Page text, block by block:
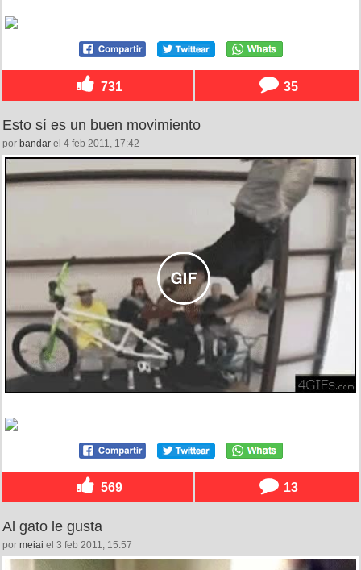
731 35
Esto sí es un buen movimiento
por bandar el 4 feb 2011, 17:42
569 13
Al gato le gusta
por meiai el 3 feb 2011, 15:57